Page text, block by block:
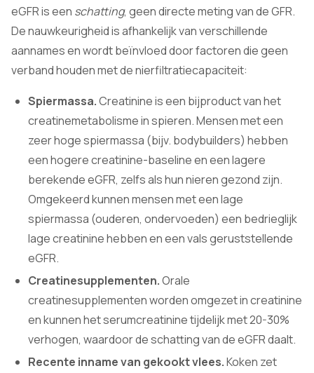
eGFR is een schatting, geen directe meting van de GFR.
De nauwkeurigheid is afhankelijk van verschillende
aannames en wordt beïnvloed door factoren die geen
verband houden met de nierfiltratiecapaciteit:
Spiermassa.Creatinine is een bijproduct van het
creatinemetabolisme in spieren. Mensen met een
zeer hoge spiermassa (bijv. bodybuilders) hebben
een hogere creatinine-baseline en een lagere
berekende eGFR, zelfs als hun nieren gezond zijn.
Omgekeerd kunnen mensen met een lage
spiermassa (ouderen, ondervoeden) een bedrieglijk
lage creatinine hebben en een vals geruststellende
eGFR.
Creatinesupplementen.Orale
creatinesupplementen worden omgezet in creatinine
en kunnen het serumcreatinine tijdelijk met 20-30%
verhogen, waardoor de schatting van de eGFR daalt.
Recente inname van gekookt vlees.Koken zet